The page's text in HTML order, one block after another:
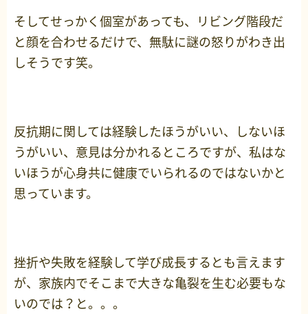
そしてせっかく個室があっても、リビング階段だ
と顔を合わせるだけで、無駄に謎の怒りがわき出
しそうです笑。
反抗期に関しては経験したほうがいい、しないほ
うがいい、意見は分かれるところですが、私はな
いほうが心身共に健康でいられるのではないかと
思っています。
挫折や失敗を経験して学び成長するとも言えます
が、家族内でそこまで大きな亀裂を生む必要もな
いのでは？と。。。